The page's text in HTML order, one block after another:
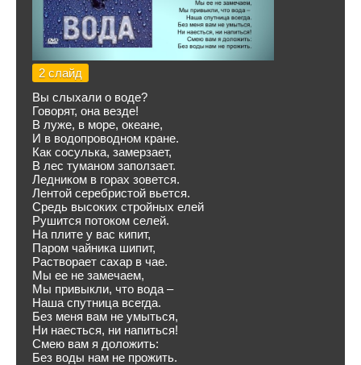
2 слайд
Вы слыхали о воде?
Говорят, она везде!
В луже, в море, океане,
И в водопроводном кране.
Как сосулька, замерзает,
В лес туманом заползает.
Ледником в горах зовется.
Лентой серебристой вьется.
Средь высоких стройных елей
Рушится потоком селей.
На плите у вас кипит,
Паром чайника шипит,
Растворает сахар в чае.
Мы ее не замечаем,
Мы привыкли, что вода –
Наша спутница всегда.
Без меня вам не умыться,
Ни наесться, ни напиться!
Смею вам я доложить:
Без воды нам не прожить.